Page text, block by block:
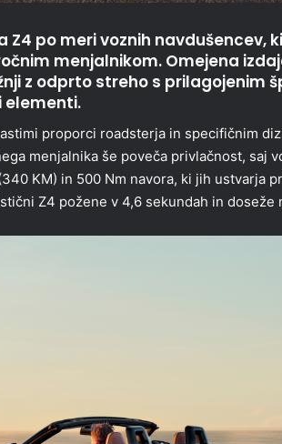
Z4 po meri voznih navdušencev,
menjalnikom. Omejena
z odprto streho s prilagojenim
elementi.
proporci roadsterja in specifičnim
menjalnika še poveča privlačnost, saj
KM) in 500 Nm navora, ki jih ustvarja
Z4 požene v 4,6 sekundah in doseže